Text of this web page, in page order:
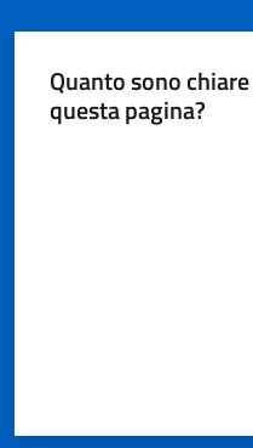
Quanto sono
questa pagina?